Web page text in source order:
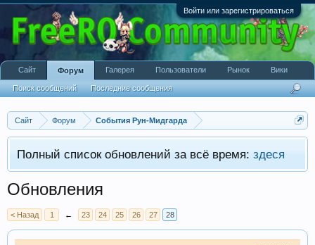
Войти или зарегистрироваться
Сайт Форум События Рун-Мидгарда
Полный список обновлений за всё время: здеся
Обновления
< Назад 1 ← 23 24 25 26 27 28
Сайт Форум
Поиск сообщений Последние сообщения
Галерея Пользователи Рынок Вики